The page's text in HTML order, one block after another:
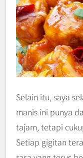
Selain itu, saya
manis ini punya
tajam, tetapi
Setiap gigitan